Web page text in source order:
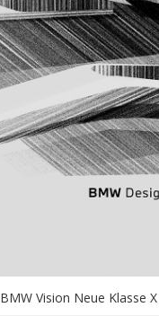
BMW Vision Neue Klasse